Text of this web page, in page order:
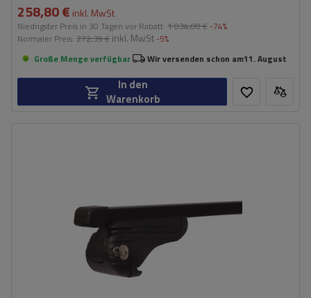
258,80 € inkl. MwSt
Niedrigster Preis in 30 Tagen vor Rabatt: 1 034,00 € -74%
Normaler Preis: 272,39 € inkl. MwSt -5%
Große Menge verfügbar
Wir versenden schon am11. August
In den
Warenkorb